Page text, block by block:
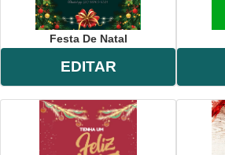
Festa De Natal
EDITAR